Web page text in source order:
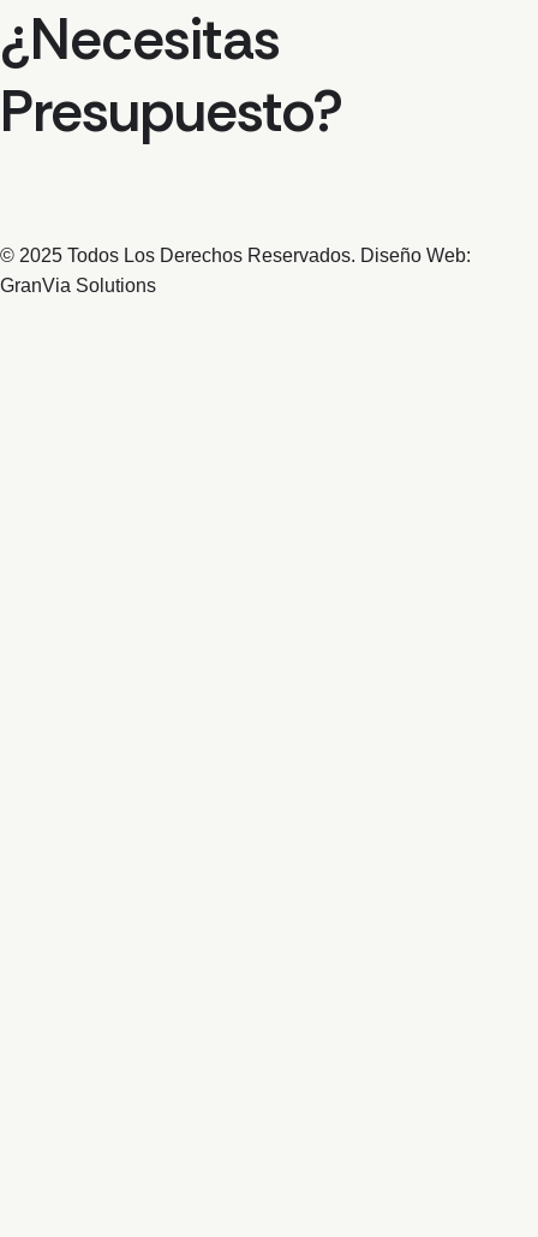
¿Necesitas
Presupuesto?
© 2025 Todos Los Derechos Reservados. Diseño Web:
GranVia Solutions